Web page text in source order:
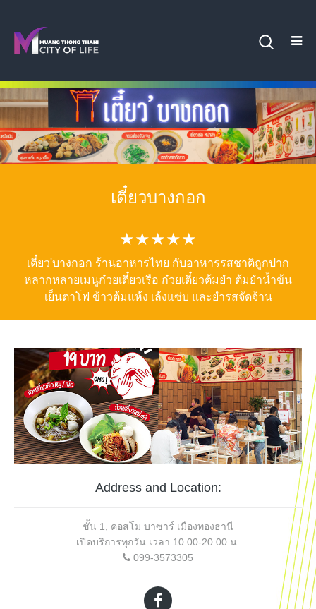
เตี๋ยวบางกอก
★★★★★
เตี๋ยว'บางกอก ร้านอาหารไทย กับอาหารรสชาติถูกปาก
หลากหลายเมนูก๋วยเตี๋ยวเรือ ก๋วยเตี๋ยวต้มยำ ต้มยำน้ำข้น
เย็นตาโฟ ข้าวต้มแห้ง เล้งแซ่บ และยำรสจัดจ้าน
Address and Location:
ชั้น 1, คอสโม บาซาร์ เมืองทองธานี
เปิดบริการทุกวัน เวลา 10:00-20:00 น.
099-3573305